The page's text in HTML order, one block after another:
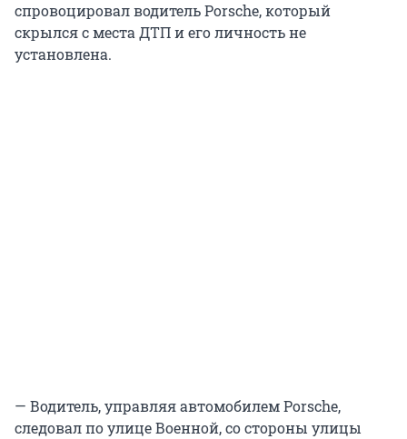
спровоцировал водитель Porsche, который
скрылся с места ДТП и его личность не
установлена.
— Водитель, управляя автомобилем Porsche,
следовал по улице Военной, со стороны улицы